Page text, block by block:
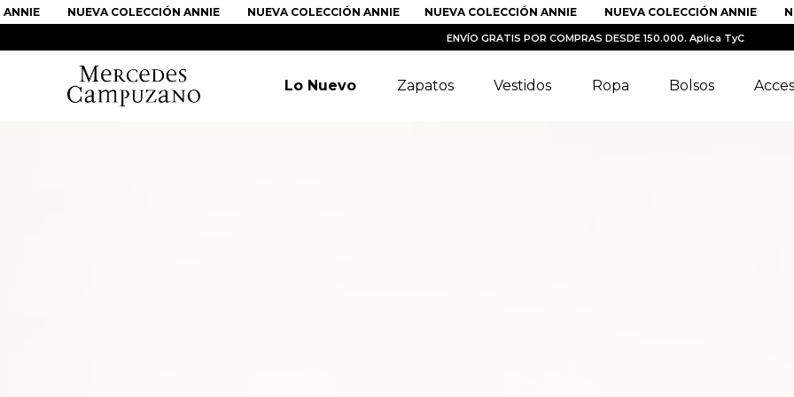
NUEVA COLECCIÓN ANNIE NUEVA COLECCIÓN ANNIE NUEVA COLECCIÓN ANNIE NUEVA COLECCIÓN ANNIE
ENVÍO GRATIS POR COMPRAS DESDE 150.000. Aplica TyC
Lo Nuevo Zapatos Vestidos Ropa Bolsos